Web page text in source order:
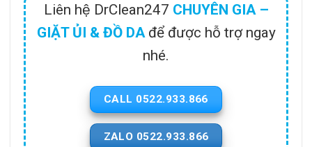
Liên hệ DrClean247 CHUYÊN GIA –
GIẶT ỦI & ĐỒ DAđể được hỗ trợ ngay
nhé.
CALL 0522.933.866
ZALO 0522.933.866